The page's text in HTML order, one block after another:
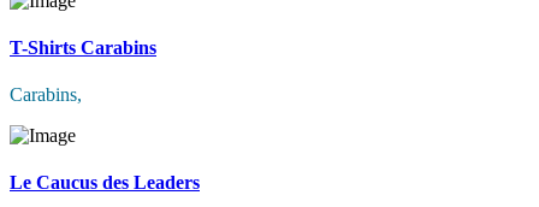
T-Shirts Carabins
Carabins,
Le Caucus des Leaders